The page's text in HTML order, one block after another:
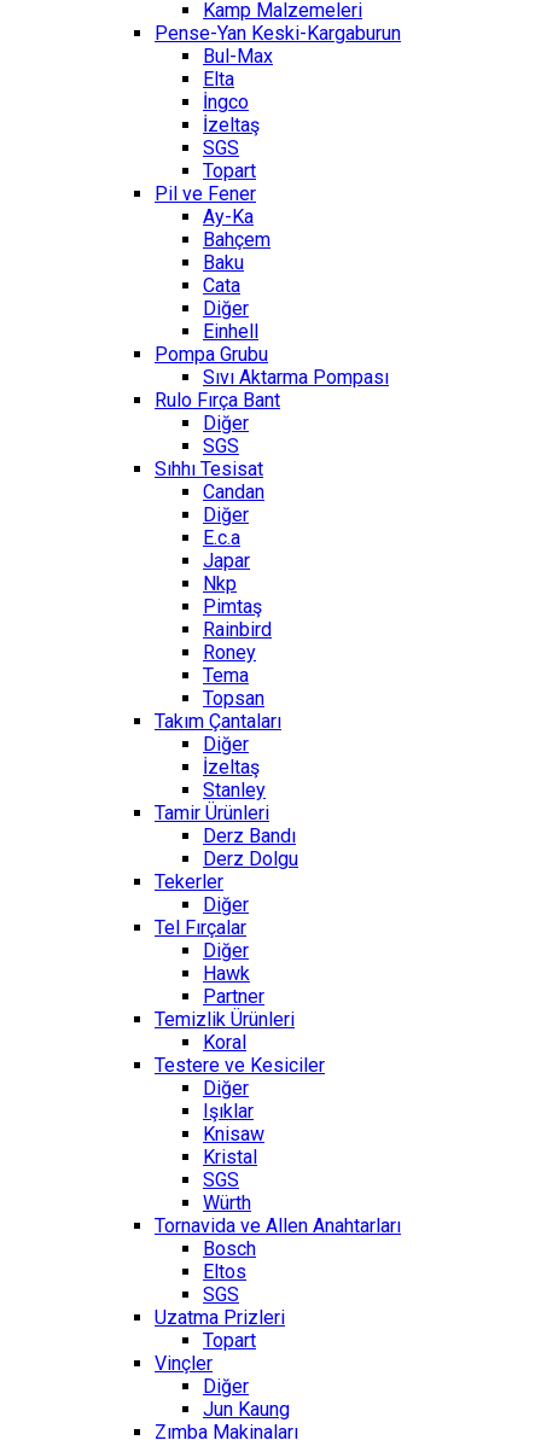
Kamp Malzemeleri
Pense-Yan Keski-Kargaburun
Bul-Max
Elta
İngco
İzeltaş
SGS
Topart
Pil ve Fener
Ay-Ka
Bahçem
Baku
Cata
Diğer
Einhell
Pompa Grubu
Sıvı Aktarma Pompası
Rulo Fırça Bant
Diğer
SGS
Sıhhı Tesisat
Candan
Diğer
E.c.a
Japar
Nkp
Pimtaş
Rainbird
Roney
Tema
Topsan
Takım Çantaları
Diğer
İzeltaş
Stanley
Tamir Ürünleri
Derz Bandı
Derz Dolgu
Tekerler
Diğer
Tel Fırçalar
Diğer
Hawk
Partner
Temizlik Ürünleri
Koral
Testere ve Kesiciler
Diğer
Işıklar
Knisaw
Kristal
SGS
Würth
Tornavida ve Allen Anahtarları
Bosch
Eltos
SGS
Uzatma Prizleri
Topart
Vinçler
Diğer
Jun Kaung
Zımba Makinaları